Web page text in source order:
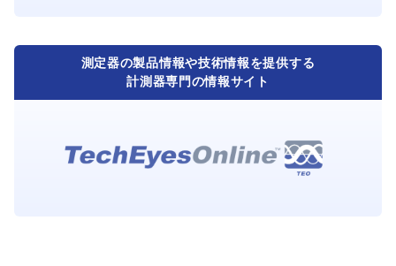
測定器の製品情報や技術情報を提供する
計測器専門の情報サイト